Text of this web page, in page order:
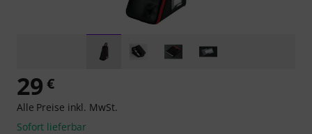
29 €
Alle Preise inkl. MwSt.
Sofort lieferbar